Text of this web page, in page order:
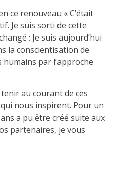
ce renouveau « C’était
Je suis sorti de cette
: Je suis aujourd’hui
la conscientisation de
par l’approche
au courant de ces
nous inspirent. Pour un
a pu être créé suite aux
partenaires, je vous